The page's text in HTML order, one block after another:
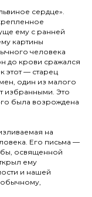
сердце».
ему с ранней
картины
человека
до крови сражался
этот — старец
один из малого
избранными. Это
была возрождена
на
Его письма —
освященной
ему
и нашей